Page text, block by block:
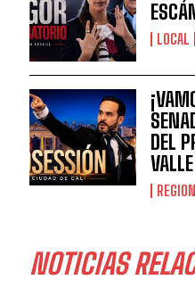
LOCAL
DEL
NOTICIAS